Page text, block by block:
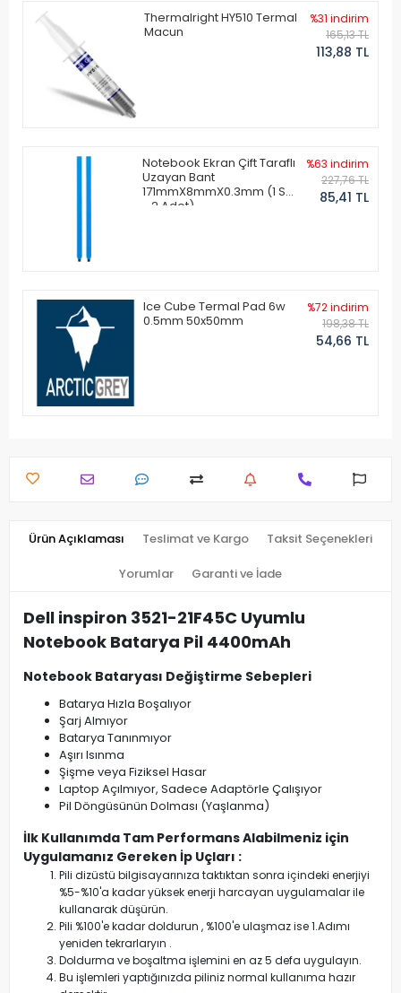
Thermalright HY510 Termal
Macun
%31 indirim
165,13 TL
113,88 TL
Notebook Ekran Çift Taraflı
Uzayan Bant
171mmX8mmX0.3mm (1 Set
- 2 Adet)
%63 indirim
227,76 TL
85,41 TL
Ice Cube Termal Pad 6w
0.5mm 50x50mm
%72 indirim
198,38 TL
54,66 TL
Ürün Açıklaması Teslimat ve Kargo Taksit Seçenekleri
Yorumlar Garanti ve İade
Dell inspiron 3521-21F45C Uyumlu
Notebook Batarya Pil 4400mAh
Notebook Bataryası Değiştirme Sebepleri
Batarya Hızla Boşalıyor
Şarj Almıyor
Batarya Tanınmıyor
Aşırı Isınma
Şişme veya Fiziksel Hasar
Laptop Açılmıyor, Sadece Adaptörle Çalışıyor
Pil Döngüsünün Dolması (Yaşlanma)
İlk Kullanımda Tam Performans Alabilmeniz için
Uygulamanız Gereken İp Uçları :
Pili dizüstü bilgisayarınıza taktıktan sonra içindeki enerjiyi
%5-%10'a kadar yüksek enerji harcayan uygulamalar ile
kullanarak düşürün.
Pili %100'e kadar doldurun , %100'e ulaşmaz ise 1.Adımı
yeniden tekrarlaryın .
Doldurma ve boşaltma işlemini en az 5 defa uygulayın.
Bu işlemleri yaptığınızda piliniz normal kullanıma hazır